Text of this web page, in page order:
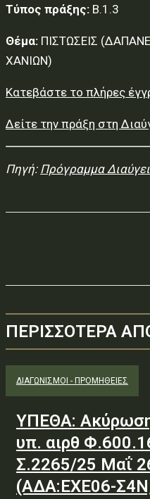
Τύπος πράξης: Β.1.3
Θέμα: ΠΙΣΤΩΣΕΙΣ
ΧΑΝΙΩΝ)
Κατεβάστε το πλήρες
Δείτε την πράξη στη
Πηγή: Πρόγραμμα
ΠΕΡΙΣΣΟΤΕΡΑ
ΔΙΑΓΩΝΙΣΜΟΊ - ΠΡΟΜΉΘΕΙΕΣ
ΥΠΕΘΑ:
υπ. αιρθ
Σ.2265/25 Μαΐ
(ΑΔΑ:ΕΧΕ06-